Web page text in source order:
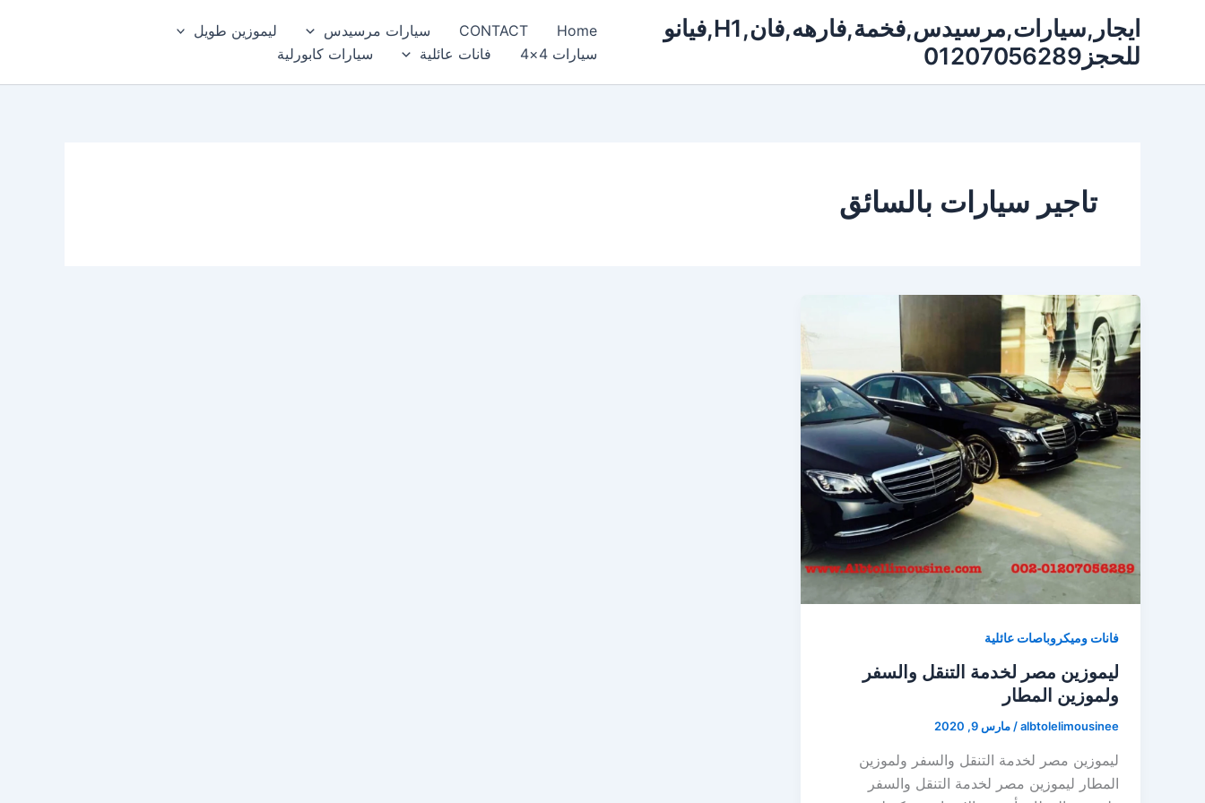
ايجار,سيارات,مرسيدس,فخمة,فارهه,فان,H1,فيانو
للحجز01207056289
Home
CONTACT سيارات مرسيدس
ليموزين طويل
سيارات 4×4
فانات عائلية سيارات كابورلية
تاجير سيارات بالسائق
فانات وميكروباصات عائلية
ليموزين مصر لخدمة التنقل والسفر
ولموزين المطار
albtolelimousinee
/مارس 9, 2020
ليموزين مصر لخدمة التنقل والسفر ولموزين
المطار ليموزين مصر لخدمة التنقل والسفر